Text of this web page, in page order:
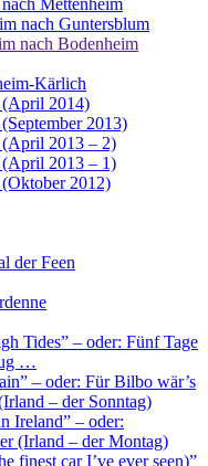
Mettenheim
nach Guntersblum
nach Bodenheim
Kärlich
(April 2014)
2013)
(April 2013 – 2)
(April 2013 – 1)
2012)
der Feen
Tides” – oder: Fünf Tage
…
– oder: Für Bilbo wär’s
– der Sonntag)
Ireland” – oder:
(Irland – der Montag)
finest car I’ve ever seen)”